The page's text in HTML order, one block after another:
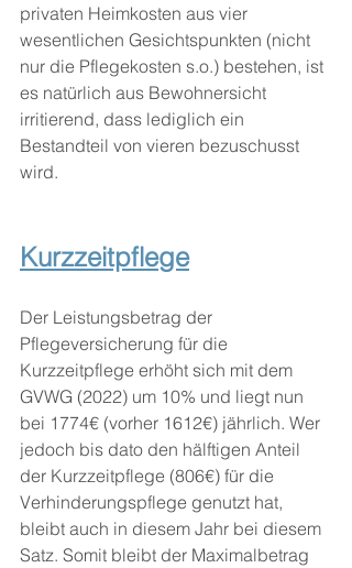
privaten Heimkosten aus vier
wesentlichen Gesichtspunkten (nicht
nur die Pflegekosten s.o.) bestehen, ist
es natürlich aus Bewohnersicht
irritierend, dass lediglich ein
Bestandteil von vieren bezuschusst
wird.
Kurzzeitpflege
Der Leistungsbetrag der
Pflegeversicherung für die
Kurzzeitpflege erhöht sich mit dem
GVWG (2022) um 10% und liegt nun
bei 1774€ (vorher 1612€) jährlich. Wer
jedoch bis dato den hälftigen Anteil
der Kurzzeitpflege (806€) für die
Verhinderungspflege genutzt hat,
bleibt auch in diesem Jahr bei diesem
Satz. Somit bleibt der Maximalbetrag